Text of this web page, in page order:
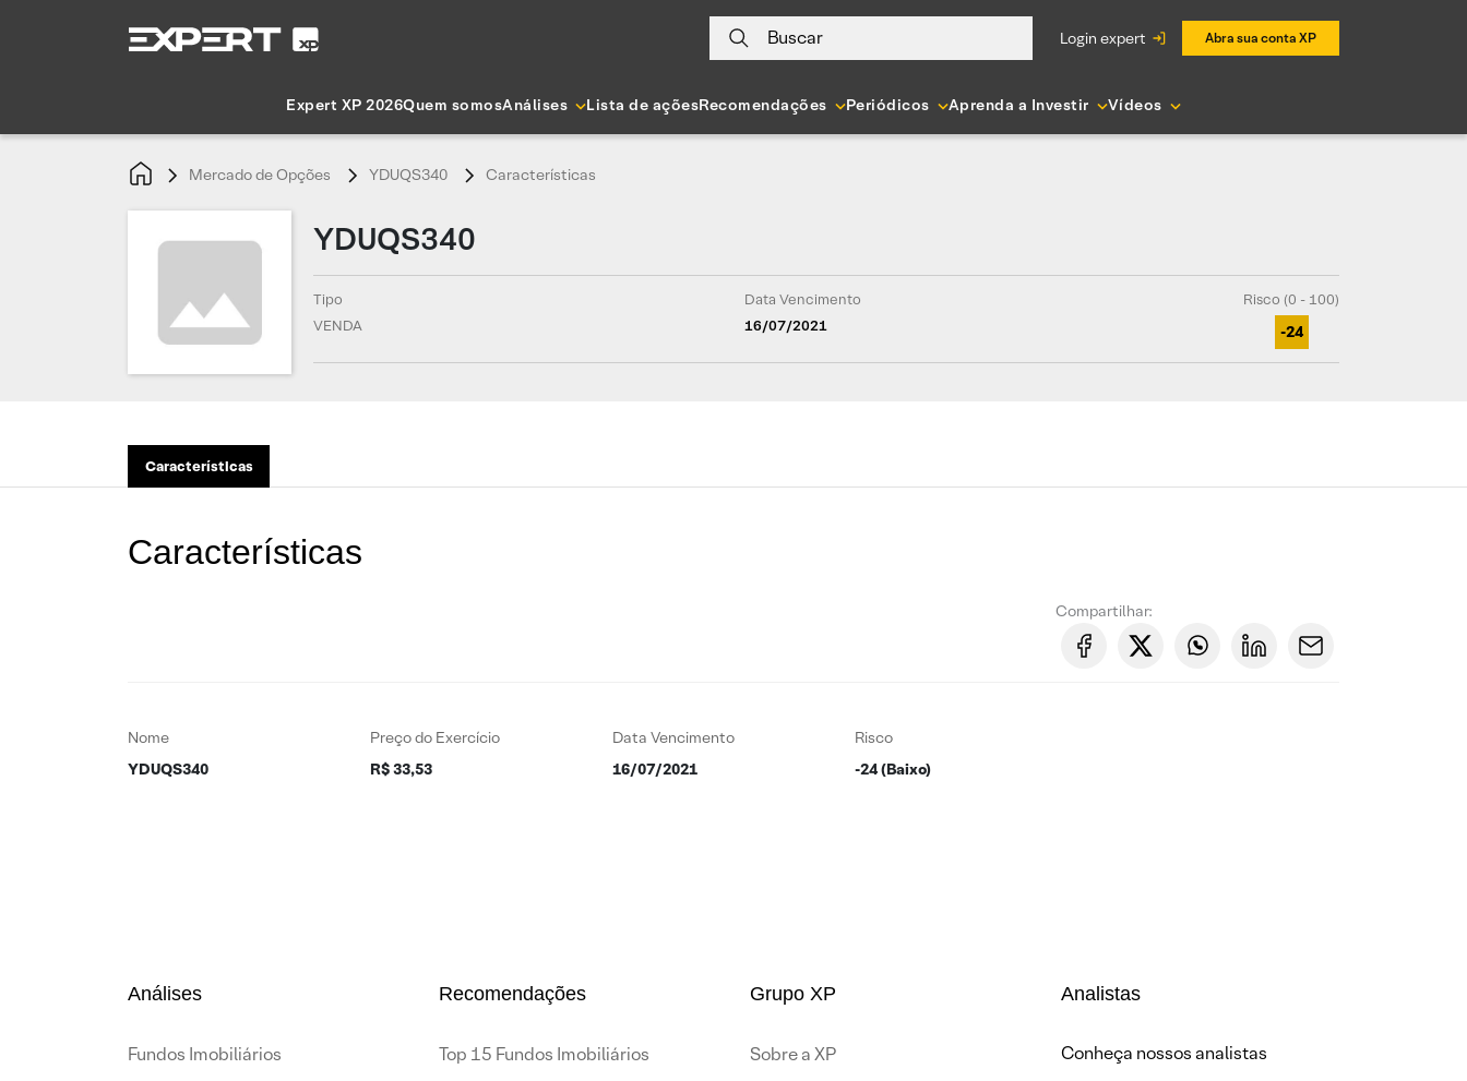
Buscar login expert Abra sua conta XP
Expert XP 2026Quem somosAnálises Lista de açõesRecomendações Periódicos Aprenda a Investir Vídeos
Mercado de Opções YDUQS340 Características
YDUQS340
Tipo
VENDA
Data Vencimento
16/07/2021
Risco (0 - 100)
-24
Características
Características
Compartilhar:
Nome
YDUQS340
Preço do Exercício
R$ 33,53
Data Vencimento
16/07/2021
Risco
-24 (Baixo)
Análises
Fundos Imobiliários
Recomendações
Top 15 Fundos Imobiliários
Grupo XP
Sobre a XP
Analistas
Conheça nossos analistas